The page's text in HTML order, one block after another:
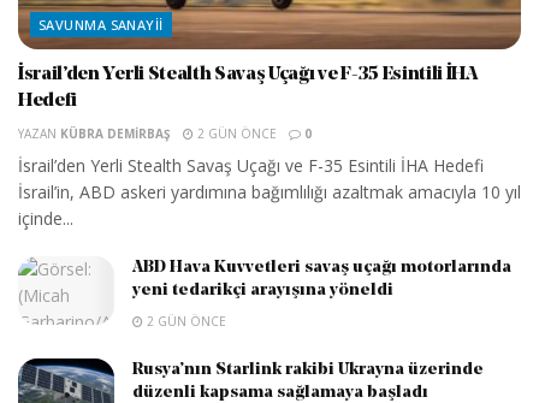
SAVUNMA SANAYII
İsrail’den Yerli Stealth Savaş Uçağı ve F-35 Esintili İHA
Hedefi
YAZAN KÜBRA DEMIRBAŞ 2 GÜN ÖNCE 0
İsrail’den Yerli Stealth Savaş Uçağı ve F-35 Esintili İHA Hedefi
İsrail’in, ABD askeri yardımına bağımlılığı azaltmak amacıyla 10 yıl
içinde...
ABD Hava Kuvvetleri savaş uçağı motorlarında
yeni tedarikçi arayışına yöneldi
2 GÜN ÖNCE
Rusya’nın Starlink rakibi Ukrayna üzerinde
düzenli kapsama sağlamaya başladı